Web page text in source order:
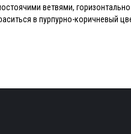
ветвями,
в пурпурно-коричневый